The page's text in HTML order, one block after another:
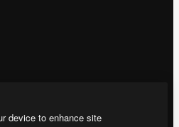
device to enhance site